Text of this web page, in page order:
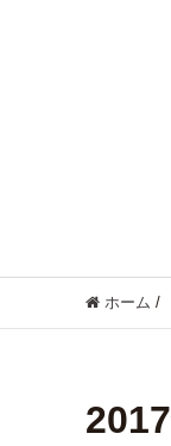
ホーム /